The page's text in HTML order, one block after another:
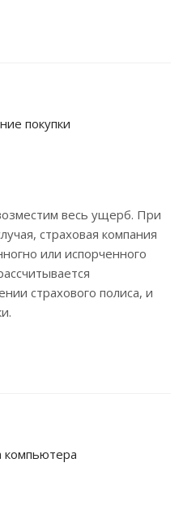
весь ущерб. При
страховая компания
или испорченного
страхового полиса, и